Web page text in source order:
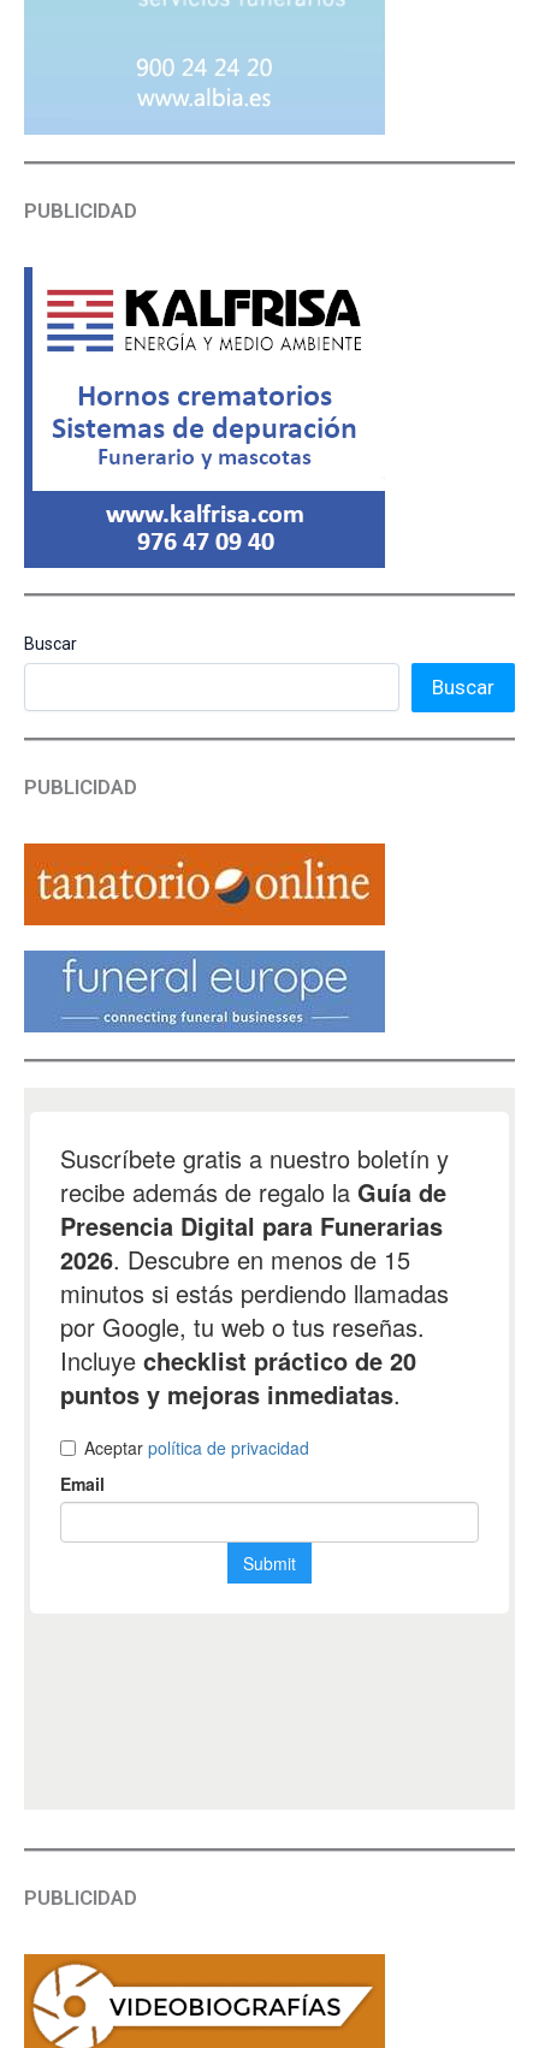
PUBLICIDAD
Buscar
Buscar
PUBLICIDAD
PUBLICIDAD